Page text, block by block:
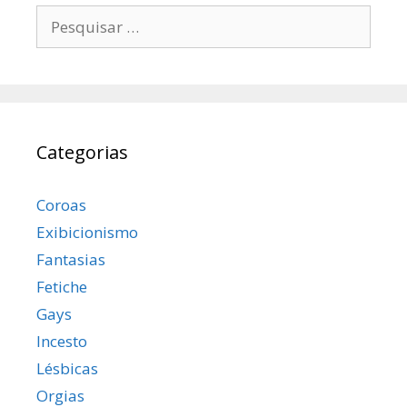
por:
Categorias
Coroas
Exibicionismo
Fantasias
Fetiche
Gays
Incesto
Lésbicas
Orgias